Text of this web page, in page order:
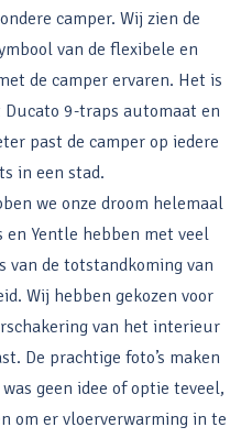
camper. Wij zien de
van de flexibele en
de camper ervaren. Het is
9-traps automaat en
past de camper op iedere
in een stad.
we onze droom helemaal
Yentle hebben met veel
van de totstandkoming van
Wij hebben gekozen voor
van het interieur
De prachtige foto’s maken
geen idee of optie teveel,
om er vloerverwarming in te